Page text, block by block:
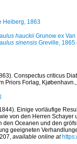
Heiberg, 1863
hauckiiGrunow ex Van
sinensisGreville, 1865
Conspectus criticus
Priors Forlag,
Einige vorläufige
von den Herren
den Oceanen und den
geeigneten
, available online at